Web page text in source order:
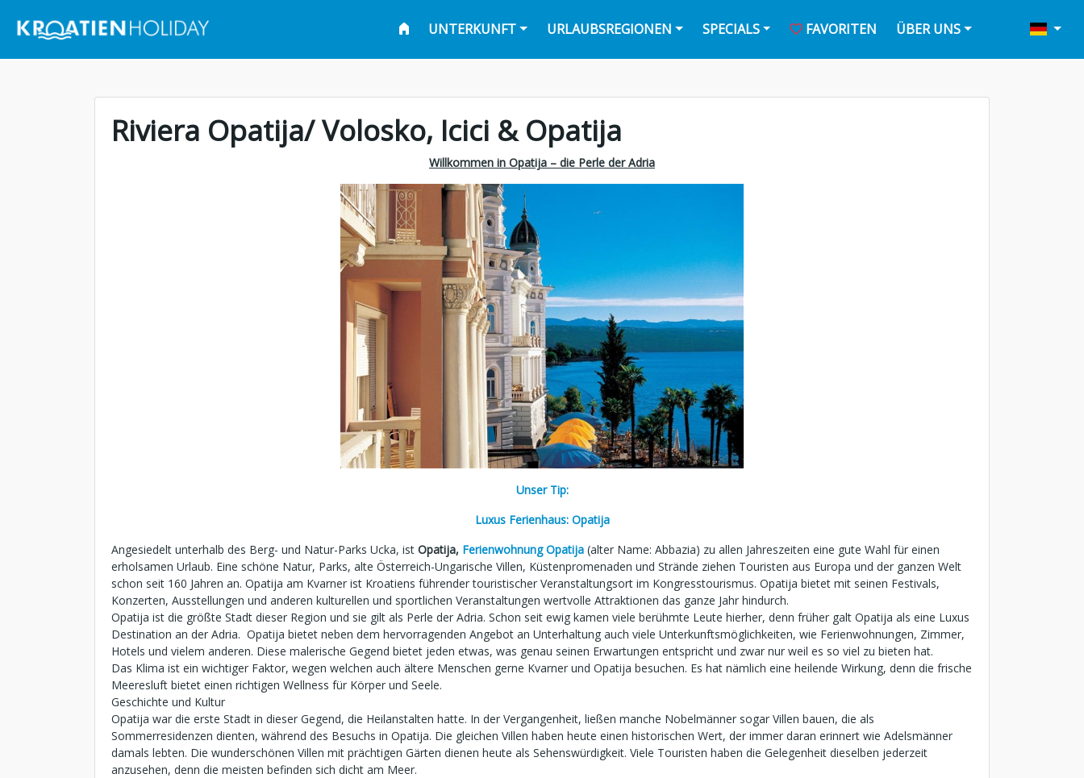
UNTERKUNFT URLAUBSREGIONEN SPECIALS FAVORITEN ÜBER UNS
Riviera Opatija/ Volosko, Icici & Opatija
Willkommen in Opatija – die Perle der Adria
Unser Tip:
Luxus Ferienhaus: Opatija
Angesiedelt unterhalb des Berg- und Natur-Parks Ucka, ist Opatija, Ferienwohnung Opatija (alter Name: Abbazia) zu allen Jahreszeiten eine gute Wahl für einen
erholsamen Urlaub. Eine schöne Natur, Parks, alte Österreich-Ungarische Villen, Küstenpromenaden und Strände ziehen Touristen aus Europa und der ganzen Welt
schon seit 160 Jahren an. Opatija am Kvarner ist Kroatiens führender touristischer Veranstaltungsort im Kongresstourismus. Opatija bietet mit seinen Festivals,
Konzerten, Ausstellungen und anderen kulturellen und sportlichen Veranstaltungen wertvolle Attraktionen das ganze Jahr hindurch.
Opatija ist die größte Stadt dieser Region und sie gilt als Perle der Adria. Schon seit ewig kamen viele berühmte Leute hierher, denn früher galt Opatija als eine Luxus
Destination an der Adria. Opatija bietet neben dem hervorragenden Angebot an Unterhaltung auch viele Unterkunftsmöglichkeiten, wie Ferienwohnungen, Zimmer,
Hotels und vielem anderen. Diese malerische Gegend bietet jeden etwas, was genau seinen Erwartungen entspricht und zwar nur weil es so viel zu bieten hat.
Das Klima ist ein wichtiger Faktor, wegen welchen auch ältere Menschen gerne Kvarner und Opatija besuchen. Es hat nämlich eine heilende Wirkung, denn die frische
Meeresluft bietet einen richtigen Wellness für Körper und Seele.
Geschichte und Kultur
Opatija war die erste Stadt in dieser Gegend, die Heilanstalten hatte. In der Vergangenheit, ließen manche Nobelmänner sogar Villen bauen, die als
Sommerresidenzen dienten, während des Besuchs in Opatija. Die gleichen Villen haben heute einen historischen Wert, der immer daran erinnert wie Adelsmänner
damals lebten. Die wunderschönen Villen mit prächtigen Gärten dienen heute als Sehenswürdigkeit. Viele Touristen haben die Gelegenheit dieselben jederzeit
anzusehen, denn die meisten befinden sich dicht am Meer.